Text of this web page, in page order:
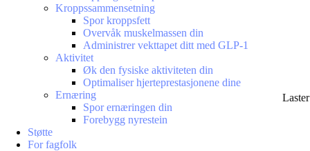
Kroppssammensetning
Spor kroppsfett
Overvåk muskelmassen din
Administrer vekttapet ditt med GLP-1
Aktivitet
Øk den fysiske aktiviteten din
Optimaliser hjerteprestasjonene dine
Ernæring
Spor ernæringen din
Forebygg nyrestein
Støtte
For fagfolk